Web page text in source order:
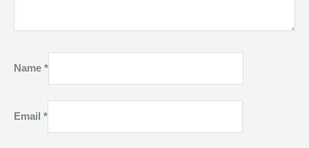
Name *
Email *